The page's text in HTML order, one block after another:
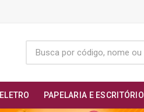
ELETRO PAPELARIA E ESCRITÓRIO